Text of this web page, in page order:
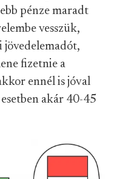
pénze maradt
vesszük,
jövedelemadót,
fizetnie a
ennél is jóval
esetben akár 40-45